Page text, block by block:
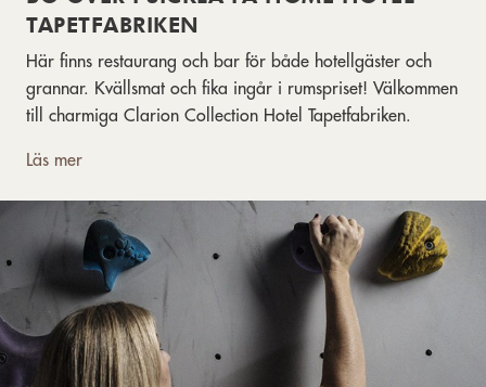
TAPETFABRIKEN
Här finns restaurang och bar för både hotellgäster och
grannar. Kvällsmat och fika ingår i rumspriset! Välkommen
till charmiga Clarion Collection Hotel Tapetfabriken.
Läs mer